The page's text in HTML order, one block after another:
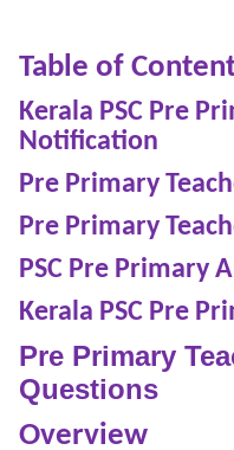
Table of
Kerala PSC Pre
Notification
Pre Primary
Pre Primary
PSC Pre Primary
Kerala PSC Pre
Pre Primary
Questions
Overview